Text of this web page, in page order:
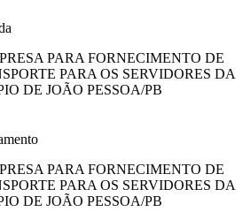
PARA FORNECIMENTO DE
PARA OS SERVIDORES DA
DE JOÃO PESSOA/PB
PARA FORNECIMENTO DE
PARA OS SERVIDORES DA
DE JOÃO PESSOA/PB